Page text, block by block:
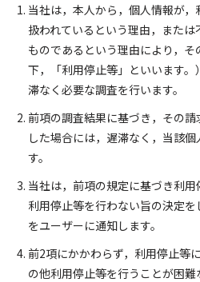
当社は，本人から，個人情報が
扱われているという理由，また
ものであるという理由により，
下，「利用停止等」といいます
滞なく必要な調査を行います。
前項の調査結果に基づき，その
した場合には，遅滞なく，当該
す。
当社は，前項の規定に基づき利
利用停止等を行わない旨の決定
をユーザーに通知します。
前2項にかかわらず，利用停止等
の他利用停止等を行うことが困